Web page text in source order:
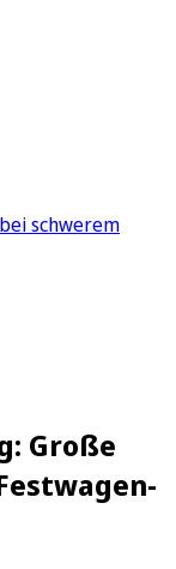
schwerem
Große